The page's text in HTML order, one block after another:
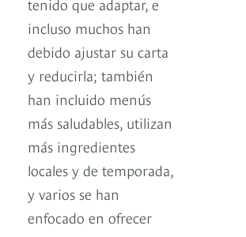
incluso muchos han
debido ajustar su carta
y reducirla; también
han incluido menús
más saludables, utilizan
más ingredientes
locales y de temporada,
y varios se han
enfocado en ofrecer